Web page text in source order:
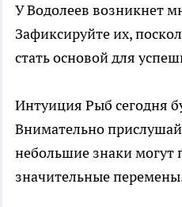
У Водолеев возникнет
Зафиксируйте их,
стать основой для
Интуиция Рыб сегодня
Внимательно
небольшие знаки могут
значительные